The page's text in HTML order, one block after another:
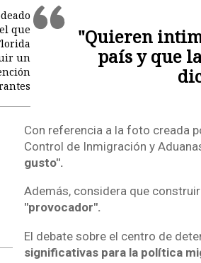
que
un
"Quieren
país y que
Con referencia a la foto creada
Control de Inmigración y
gusto".
Además, considera que
"provocador".
El debate sobre el centro de
significativas para la política